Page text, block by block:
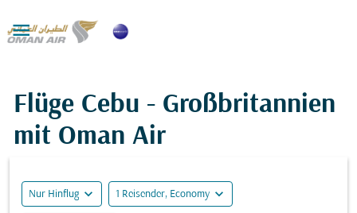

Flüge Cebu - Großbritannien
mit Oman Air
Nur Hinflug expand_more 1 Reisender, Economy expand_more